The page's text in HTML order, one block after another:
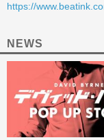
https://
NEWS